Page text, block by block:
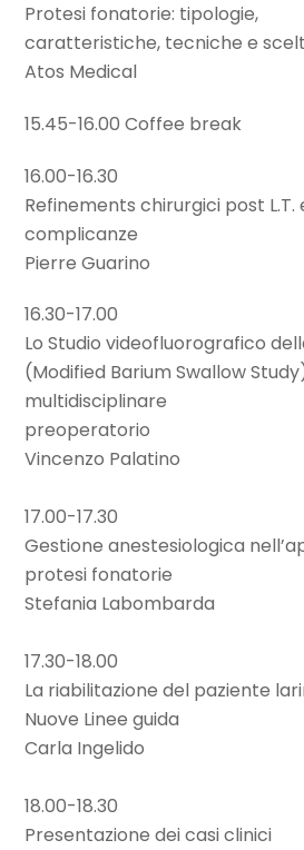
Protesi fonatorie: tipologie,
caratteristiche, tecniche e
Atos Medical
15.45-16.00 Coffee break
16.00-16.30
Refinements chirurgici post L.T.
complicanze
Pierre Guarino
16.30-17.00
Lo Studio videofluorografico
(Modified Barium Swallow
multidisciplinare
preoperatorio
Vincenzo Palatino
17.00-17.30
Gestione anestesiologica
protesi fonatorie
Stefania Labombarda
17.30-18.00
La riabilitazione del paziente
Nuove Linee guida
Carla Ingelido
18.00-18.30
Presentazione dei casi clinici